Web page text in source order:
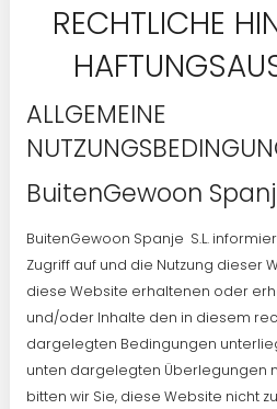
RECHTLICHE
ALLGEMEINE
BuitenGewoon
BuitenGewoon Spanje S.L.
Zugriff auf und die Nutzung dieser
diese Website erhaltenen oder
und/oder Inhalte den in diesem
dargelegten Bedingungen
unten dargelegten Überlegungen
bitten wir Sie, diese Website nicht